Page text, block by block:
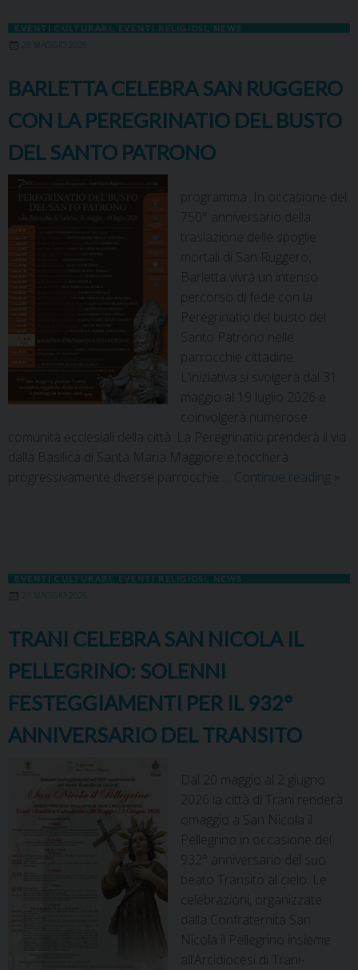
EVENTI CULTURARI EVENTI RELIGIOSI NEWS
28 MAGGIO 2026
BARLETTA CELEBRA SAN RUGGERO
CON LA PEREGRINATIO DEL BUSTO
DEL SANTO PATRONO
programma In occasione del
750° anniversario della
traslazione delle spoglie
mortali di San Ruggero,
Barletta vivrà un intenso
percorso di fede con la
Peregrinatio del busto del
Santo Patrono nelle
parrocchie cittadine.
L’iniziativa si svolgerà dal 31
maggio al 19 luglio 2026 e
coinvolgerà numerose
comunità ecclesiali della città. La Peregrinatio prenderà il via
dalla Basilica di Santa Maria Maggiore e toccherà
progressivamente diverse parrocchie … Continue reading »
EVENTI CULTURARI EVENTI RELIGIOSI NEWS
21 MAGGIO 2026
TRANI CELEBRA SAN NICOLA IL
PELLEGRINO: SOLENNI
FESTEGGIAMENTI PER IL 932°
ANNIVERSARIO DEL TRANSITO
Dal 20 maggio al 2 giugno
2026 la città di Trani renderà
omaggio a San Nicola il
Pellegrino in occasione del
932° anniversario del suo
beato Transito al cielo. Le
celebrazioni, organizzate
dalla Confraternita San
Nicola il Pellegrino insieme
all’Arcidiocesi di Trani-